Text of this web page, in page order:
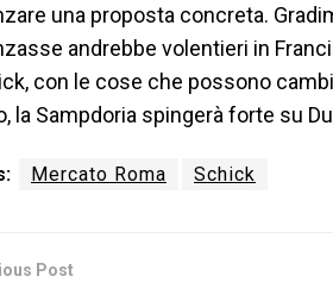
una proposta concreta.
andrebbe volentieri in
con le cose che possono
la Sampdoria spingerà forte su
Mercato Roma Schick
Post